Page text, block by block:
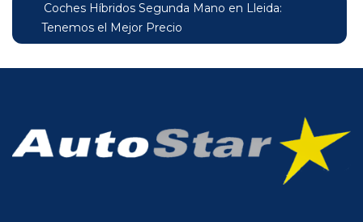
Coches Híbridos Segunda Mano en Lleida:
Tenemos el Mejor Precio